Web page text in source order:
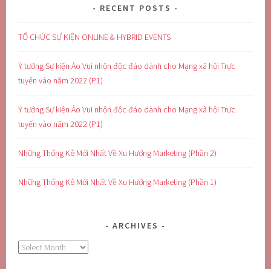
RECENT POSTS
TỔ CHỨC SỰ KIỆN ONLINE & HYBRID EVENTS
Ý tưởng Sự kiện Ảo Vui nhộn độc đáo dành cho Mạng xã hội Trực
tuyến vào năm 2022 (P1)
Ý tưởng Sự kiện Ảo Vui nhộn độc đáo dành cho Mạng xã hội Trực
tuyến vào năm 2022 (P1)
Những Thống Kê Mới Nhất Về Xu Hướng Marketing (Phần 2)
Những Thống Kê Mới Nhất Về Xu Hướng Marketing (Phần 1)
ARCHIVES
Archives